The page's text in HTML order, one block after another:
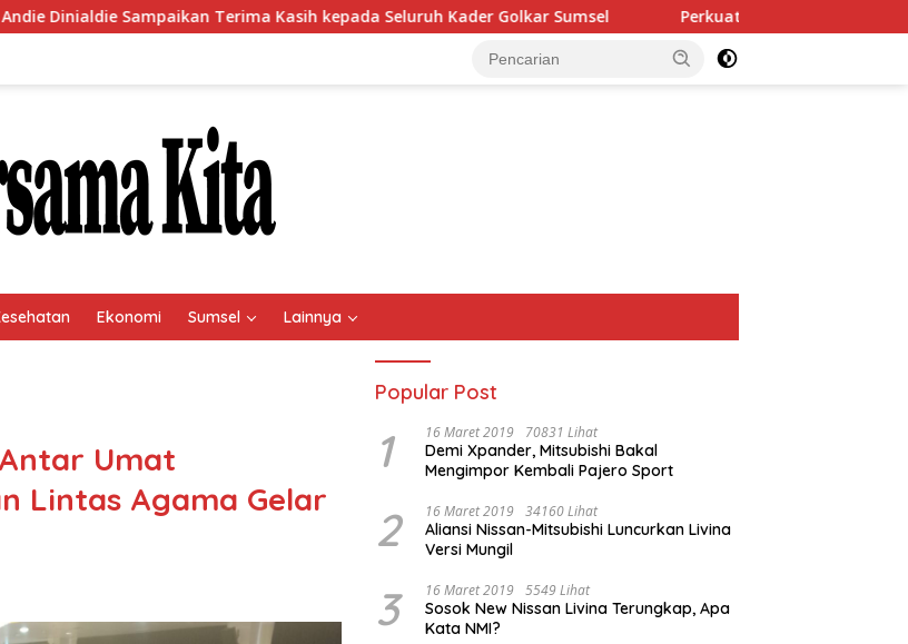
Terima Kasih kepada Seluruh Kader Golkar Sumsel Perkuat Tata Kelola Keuangan Negara, BPN
Ekonomi Sumsel Lainnya
Umat
Lintas Agama Gelar
Popular Post
1 16 Maret 2019 70831 Lihat
Demi Xpander, Mitsubishi Bakal
Mengimpor Kembali Pajero Sport
2 16 Maret 2019 34160 Lihat
Aliansi Nissan-Mitsubishi Luncurkan Livina
Versi Mungil
3 16 Maret 2019 5549 Lihat
Sosok New Nissan Livina Terungkap, Apa
Kata NMI?